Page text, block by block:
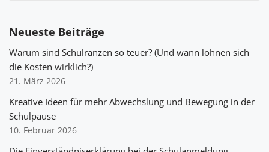
Neueste Beiträge
Warum sind Schulranzen so teuer? (Und wann lohnen sich
die Kosten wirklich?)
21. März 2026
Kreative Ideen für mehr Abwechslung und Bewegung in der
Schulpause
10. Februar 2026